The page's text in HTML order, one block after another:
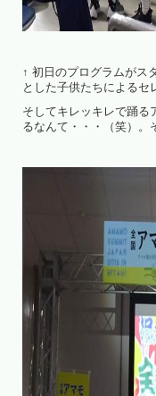
↑ 初日のプログラムがス
とした子供たちによるセ
そしてキレッキレで踊る
るなんて・・・（笑）。